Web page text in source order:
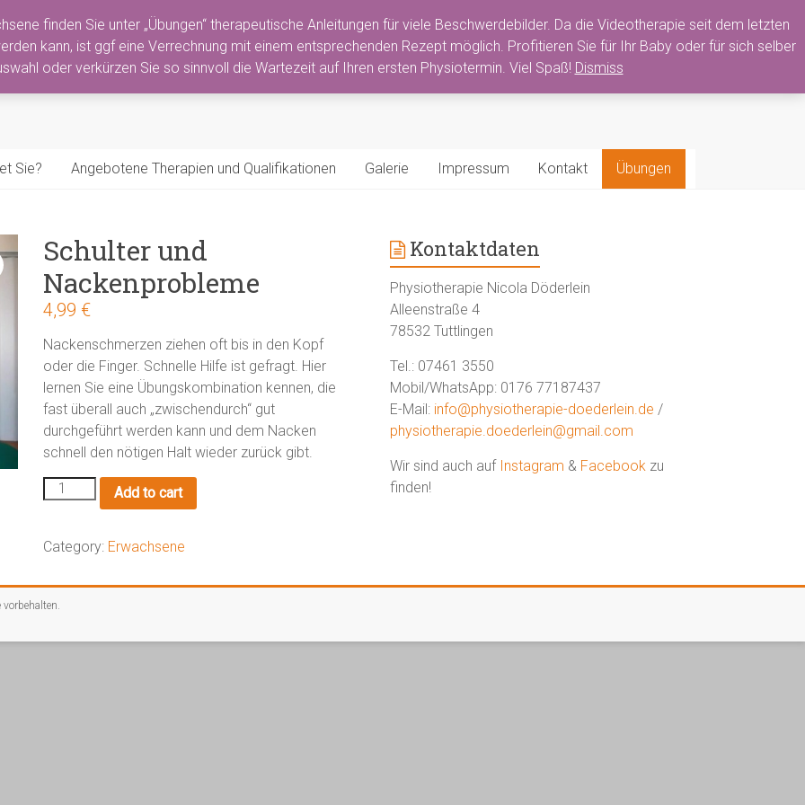
Nicola Döderlein
Sie? Angebotene Therapien und Qualifikationen Galerie Impressum Kontakt Übungen
Schulter und
Nackenprobleme
4,99 €
Nackenschmerzen ziehen oft bis in den Kopf
oder die Finger. Schnelle Hilfe ist gefragt. Hier
lernen Sie eine Übungskombination kennen, die
fast überall auch „zwischendurch“ gut
durchgeführt werden kann und dem Nacken
schnell den nötigen Halt wieder zurück gibt.
Schulter
und
quantity
Add to cart
Category: Erwachsene
Kontaktdaten
Physiotherapie Nicola Döderlein
Alleenstraße 4
78532 Tuttlingen
Tel.: 07461 3550
Mobil/WhatsApp: 0176 77187437
E-Mail: info@physiotherapie-doederlein.de /
physiotherapie.doederlein@gmail.com
Wir sind auch auf Instagram & Facebook zu
finden!
vorbehalten.
finden Sie unter „Übungen“ therapeutische Anleitungen für viele Beschwerdebilder. Da die Videotherapie seit dem letzten
kann, ist ggf eine Verrechnung mit einem entsprechenden Rezept möglich. Profitieren Sie für Ihr Baby oder für sich selber
oder verkürzen Sie so sinnvoll die Wartezeit auf Ihren ersten Physiotermin. Viel Spaß! Dismiss